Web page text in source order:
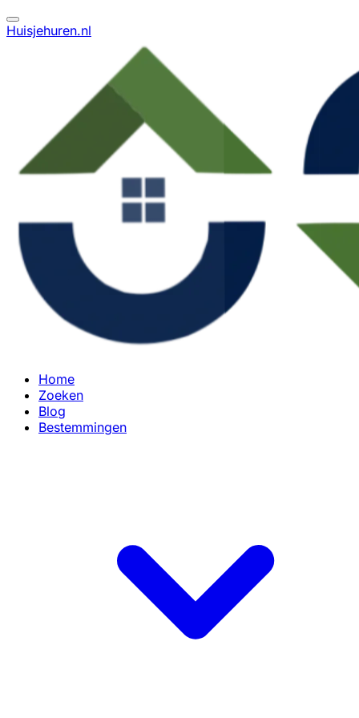
Huisjehuren.nl
Home
Zoeken
Blog
Bestemmingen